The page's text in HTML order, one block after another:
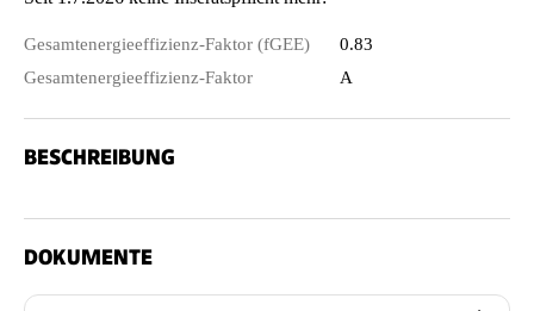
Gesamtenergieeffizienz-Faktor (fGEE)
0.83
Gesamtenergieeffizienz-Faktor
A
BESCHREIBUNG
DOKUMENTE